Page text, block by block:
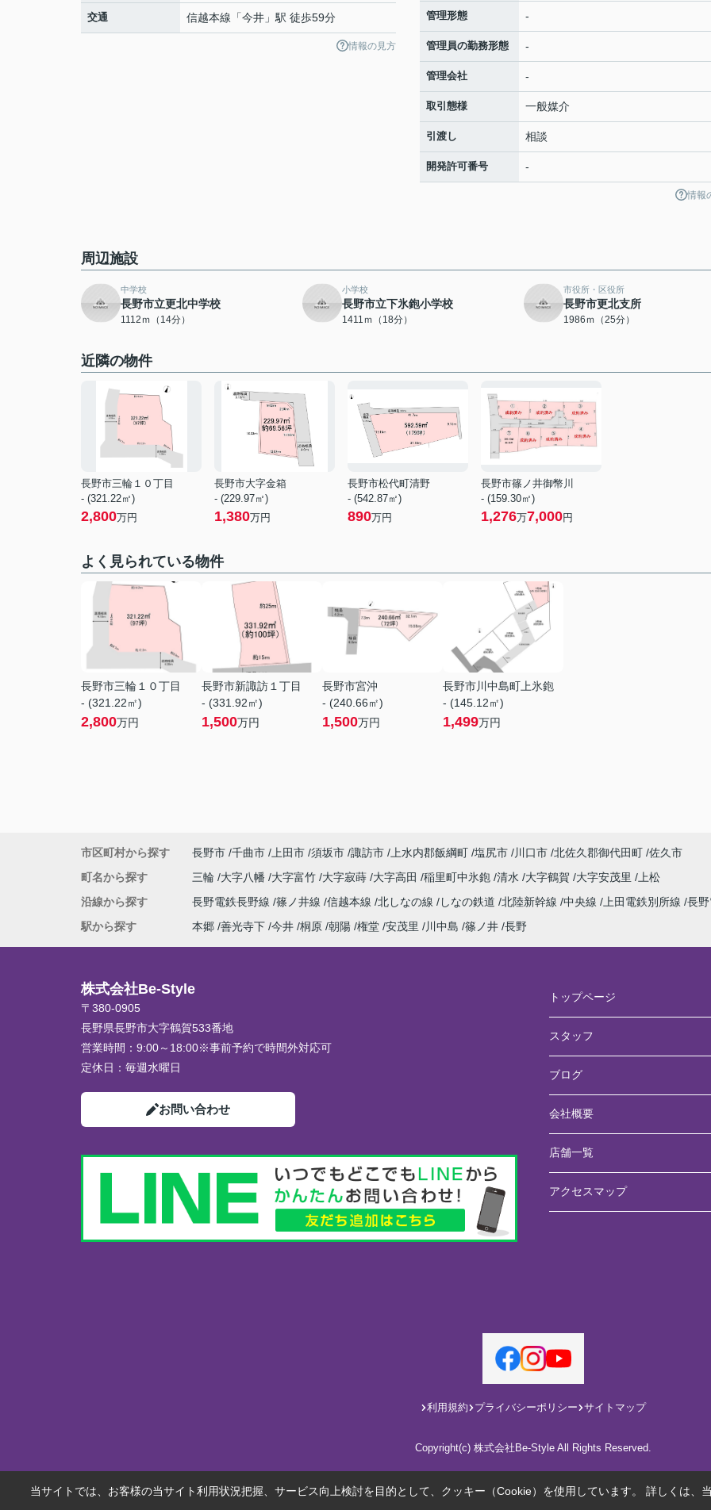
交通 信越本線 「今井 」駅 徒歩59分
情報の見方
管理形態 -
管理員の勤務形態 -
管理会社 -
取引態様 一般媒介
引渡し 相談
開発許可番号 -
情報
周辺施設
中学校
長野市立更北中学校
1112ｍ（14分）
小学校
長野市立下氷鉋小学校
1411ｍ（18分）
市役所・区役所
長野市更北支所
1986ｍ（25分）
近隣の物件
長野市三輪１０丁目
- (321.22㎡)
2,800万円
長野市大字金箱
- (229.97㎡)
1,380万円
長野市松代町清野
- (542.87㎡)
890万円
長野市篠ノ井御幣川
- (159.30㎡)
1,276万7,000円
よく見られている物件
長野市三輪１０丁目
- (321.22㎡)
2,800万円
長野市新諏訪１丁目
- (331.92㎡)
1,500万円
長野市宮沖
- (240.66㎡)
1,500万円
長野市川中島町上氷鉋
- (145.12㎡)
1,499万円
市区町村から探す 長野市 千曲市 上田市 須坂市 諏訪市 上水内郡飯綱町 塩尻市 川口市 北佐久郡御代田町 佐久市
町名から探す
三輪 大字八幡 大字富竹 大字寂蒔 大字高田 稲里町中氷鉋 清水 大字鶴賀 大字安茂里
上松
沿線から探す
長野電鉄長野線 篠ノ井線 信越本線 北しなの線 しなの鉄道 北陸新幹線 中央線 上田電鉄別所線 長
駅から探す
本郷 善光寺下 今井 桐原 朝陽 権堂 安茂里 川中島 篠ノ井 長野
株式会社Be-Style
〒380-0905
長野県長野市大字鶴賀533番地
営業時間： 9:00～18:00※事前予約で時間外対応可
定休日： 毎週水曜日
お問い合わせ
トップページ
スタッフ
ブログ
会社概要
店舗一覧
アクセスマップ
利用規約 プライバシーポリシー サイトマップ
Copyright(c) 株式会社Be-Style All Rights Reserved.
当サイトでは、お客様の当サイト利用状況把握、サービス向上検討を目的として、クッキー（Cookie）を使用しています。 詳しくは、